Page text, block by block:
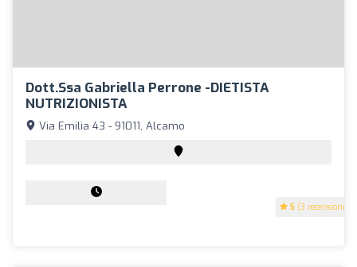
Dott.ssa Gabriella Perrone -DIETISTA
NUTRIZIONISTA
5 (3 recensioni)
Via Emilia 43 - 91011, Alcamo